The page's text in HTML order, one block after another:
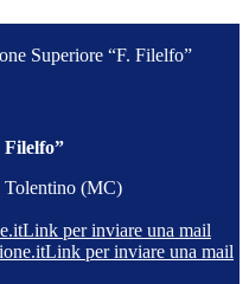
Superiore “F. Filelfo”
Filelfo”
Tolentino (MC)
Link per inviare una mail
Link per inviare una mail